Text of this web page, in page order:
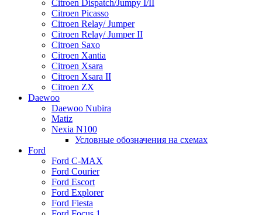
Citroen Dispatch/Jumpy I/II
Citroen Picasso
Citroen Relay/ Jumper
Citroen Relay/ Jumper II
Citroen Saxo
Citroen Xantia
Citroen Xsara
Citroen Xsara II
Citroen ZX
Daewoo
Daewoo Nubira
Matiz
Nexia N100
Условные обозначения на схемах
Ford
Ford C-MAX
Ford Courier
Ford Escort
Ford Explorer
Ford Fiesta